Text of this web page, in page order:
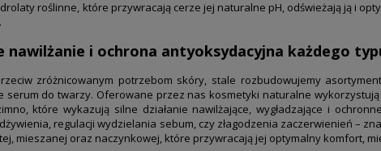
roślinne, które przywracają cerze jej naturalne pH, odświeżają ją i
nawilżanie i ochrona antyoksydacyjna każdego
zróżnicowanym potrzebom skóry, stale rozbudowujemy
serum do twarzy. Oferowane przez nas kosmetyki naturalne
które wykazują silne działanie nawilżające, wygładzające i
regulacji wydzielania sebum, czy złagodzenia zaczerwienień –
mieszanej oraz naczynkowej, które przywracają jej optymalny komfort,